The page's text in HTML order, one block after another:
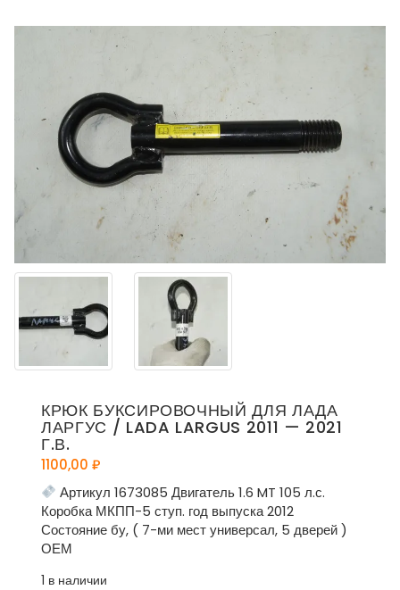
КРЮК БУКСИРОВОЧНЫЙ ДЛЯ ЛАДА
ЛАРГУС / LADA LARGUS 2011 — 2021
Г.В.
1100,00 ₽
Артикул 1673085 Двигатель 1.6 MT 105 л.с.
Коробка МКПП-5 ступ. год выпуска 2012
Состояние бу, ( 7-ми мест универсал, 5 дверей )
ОЕМ
1 в наличии